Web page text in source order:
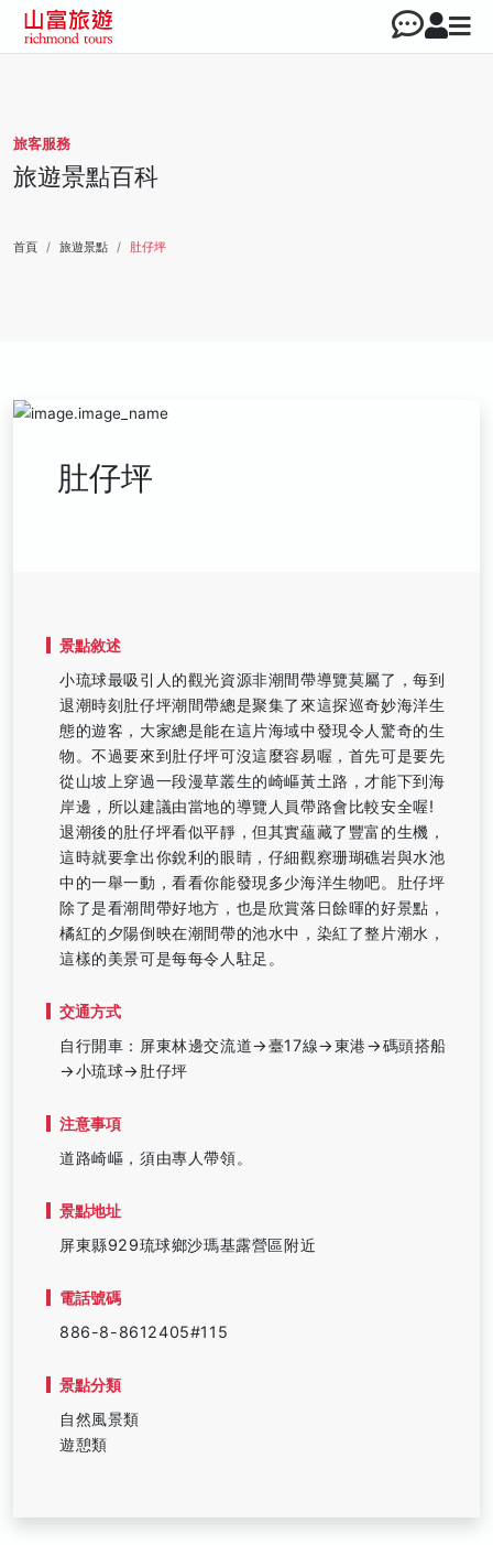
旅客服務
旅遊景點百科
首頁 旅遊景點 肚仔坪
肚仔坪
景點敘述
小琉球最吸引人的觀光資源非潮間帶導覽莫屬了，每到
退潮時刻肚仔坪潮間帶總是聚集了來這探巡奇妙海洋生
態的遊客，大家總是能在這片海域中發現令人驚奇的生
物。不過要來到肚仔坪可沒這麼容易喔，首先可是要先
從山坡上穿過一段漫草叢生的崎嶇黃土路，才能下到海
岸邊，所以建議由當地的導覽人員帶路會比較安全喔!
退潮後的肚仔坪看似平靜，但其實蘊藏了豐富的生機，
這時就要拿出你銳利的眼睛，仔細觀察珊瑚礁岩與水池
中的一舉一動，看看你能發現多少海洋生物吧。肚仔坪
除了是看潮間帶好地方，也是欣賞落日餘暉的好景點，
橘紅的夕陽倒映在潮間帶的池水中，染紅了整片潮水，
這樣的美景可是每每令人駐足。
交通方式
自行開車：屏東林邊交流道→臺17線→東港→碼頭搭船
→小琉球→肚仔坪
注意事項
道路崎嶇，須由專人帶領。
景點地址
屏東縣929琉球鄉沙瑪基露營區附近
電話號碼
886-8-8612405#115
景點分類
自然風景類
遊憩類